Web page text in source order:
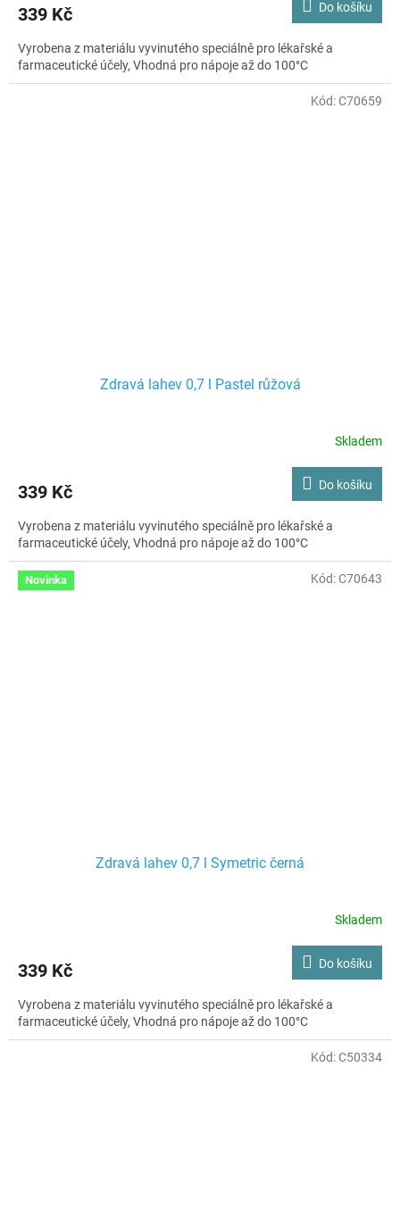
339 Kč Do košíku
Vyrobena z materiálu vyvinutého speciálně pro lékařské a
farmaceutické účely, Vhodná pro nápoje až do 100°C
Zdravá lahev 0,7 l Pastel růžová
Skladem
339 Kč Do košíku
Vyrobena z materiálu vyvinutého speciálně pro lékařské a
farmaceutické účely, Vhodná pro nápoje až do 100°C
Kód:C70659
Novinka
Zdravá lahev 0,7 l Symetric černá
Skladem
339 Kč Do košíku
Vyrobena z materiálu vyvinutého speciálně pro lékařské a
farmaceutické účely, Vhodná pro nápoje až do 100°C
Kód:C70643
Kód:C50334